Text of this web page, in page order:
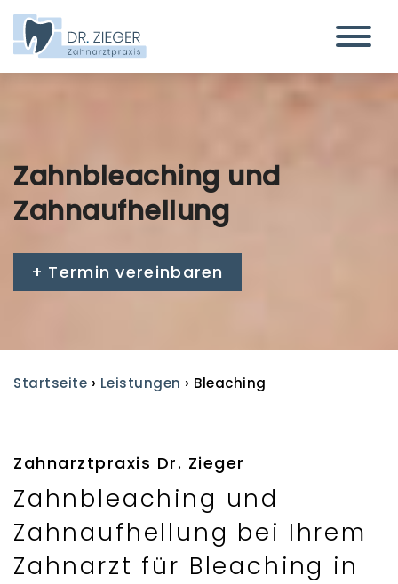
Zahnbleaching und
Zahn­aufhellung
Termin vereinbaren
Startseite › Leistungen › Bleaching
Zahnarztpraxis Dr. Zieger
Zahnbleaching und
Zahnaufhellung bei Ihrem
Zahnarzt für Bleaching in